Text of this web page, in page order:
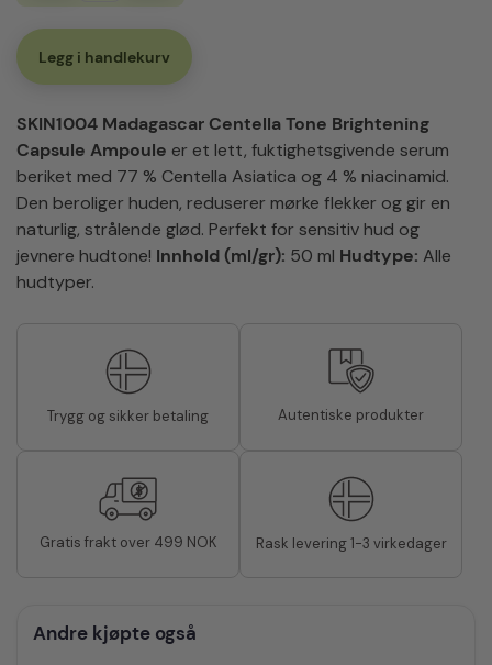
Centella
Tone
Capsule
Ampoule
antall
Legg i handlekurv
SKIN1004 Madagascar Centella Tone Brightening
Capsule Ampoule er et lett, fuktighetsgivende serum
beriket med 77 % Centella Asiatica og 4 % niacinamid.
Den beroliger huden, reduserer mørke flekker og gir en
naturlig, strålende glød. Perfekt for sensitiv hud og
jevnere hudtone! Innhold (ml/gr): 50 ml Hudtype: Alle
hudtyper.
Trygg og sikker betaling Autentiske produkter
Gratis frakt over 499 NOK Rask levering 1-3 virkedager
Andre kjøpte også